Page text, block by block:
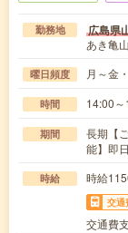
勤務地 広島県
あき亀
曜日頻度 月～金
時間 14:00～
期間
長期【
能】即
時給 時給
交通
交通費